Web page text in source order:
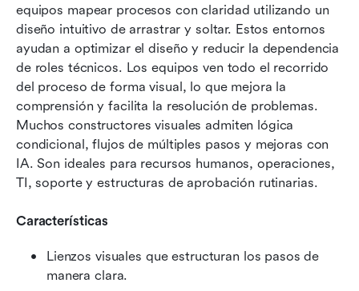
equipos mapear procesos con claridad utilizando un
diseño intuitivo de arrastrar y soltar. Estos entornos
ayudan a optimizar el diseño y reducir la dependencia
de roles técnicos. Los equipos ven todo el recorrido
del proceso de forma visual, lo que mejora la
comprensión y facilita la resolución de problemas.
Muchos constructores visuales admiten lógica
condicional, flujos de múltiples pasos y mejoras con
IA. Son ideales para recursos humanos, operaciones,
TI, soporte y estructuras de aprobación rutinarias.
Características
Lienzos visuales que estructuran los pasos de
manera clara.